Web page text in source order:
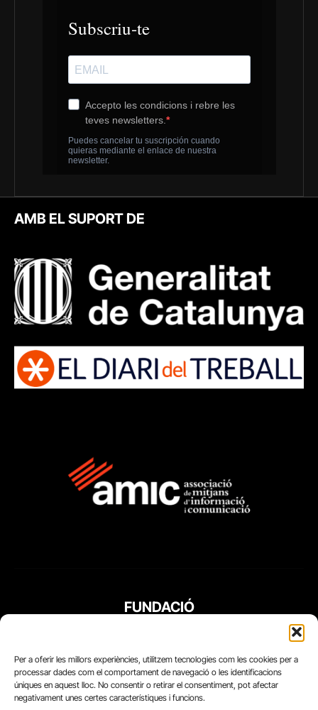
Per a oferir les millors experiències, utilitzem tecnologies com les cookies per a
processar dades com el comportament de navegació o les identificacions
úniques en aquest lloc. No consentir o retirar el consentiment, pot afectar
negativament unes certes característiques i funcions.
AMB EL SUPORT DE
FUNDACIÓ